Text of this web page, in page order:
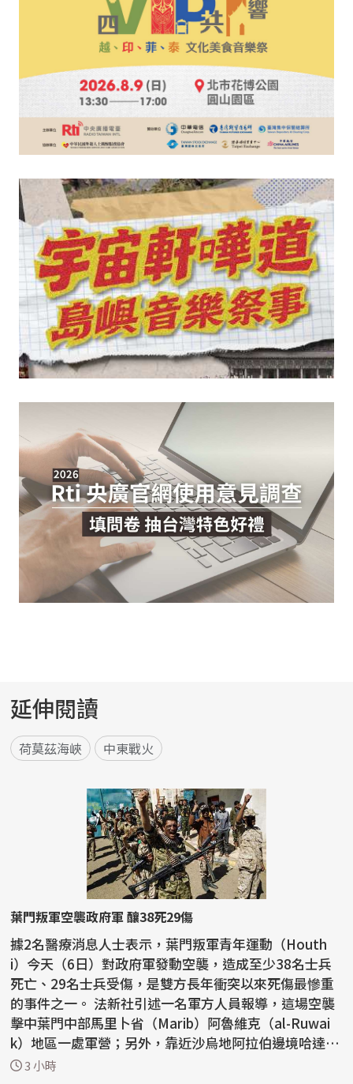
延伸閱讀
荷莫茲海峽 中東戰火
葉門叛軍空襲政府軍 釀38死29傷
據2名醫療消息人士表示，葉門叛軍青年運動（Houth
i）今天（6日）對政府軍發動空襲，造成至少38名士兵
死亡、29名士兵受傷，是雙方長年衝突以來死傷最慘重
的事件之一。 法新社引述一名軍方人員報導，這場空襲
擊中葉門中部馬里卜省（Marib）阿魯維克（al-Ruwai
k）地區一處軍營；另外，靠近沙烏地阿拉伯邊境哈達拉
穆特省...
3 小時